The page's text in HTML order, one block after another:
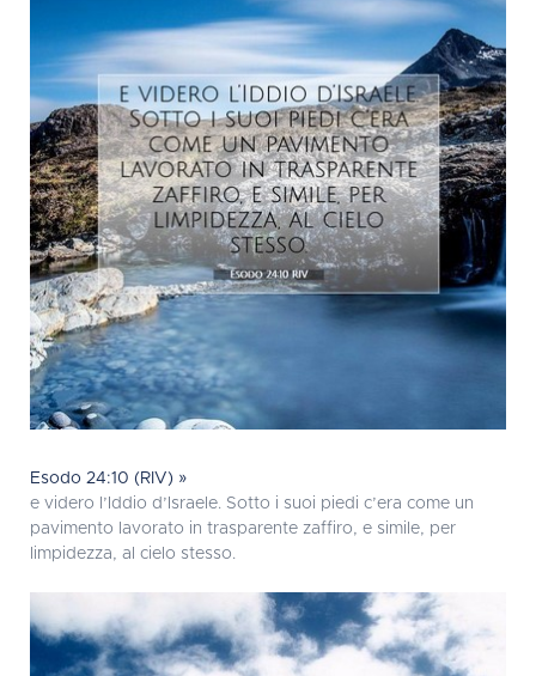
Esodo 24:10 (RIV) »
e videro l’Iddio d’Israele. Sotto i suoi piedi c’era come un
pavimento lavorato in trasparente zaffiro, e simile, per
limpidezza, al cielo stesso.